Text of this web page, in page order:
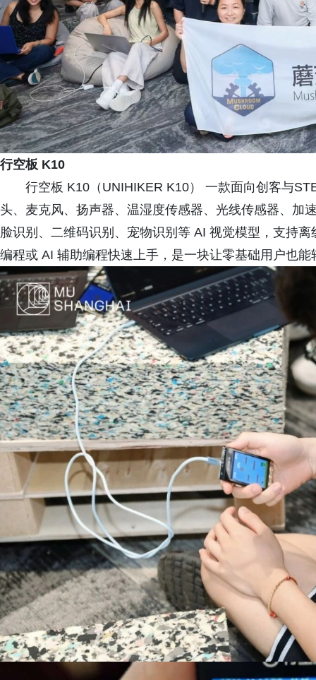
行空板 K10
行空板 K10（UNIHIKER K10） 一款面向创客与
头、麦克风、扬声器、温湿度传感器、光线传感器、加
脸识别、二维码识别、宠物识别等 AI 视觉模型，支持
编程或 AI 辅助编程快速上手，是一块让零基础用户也能